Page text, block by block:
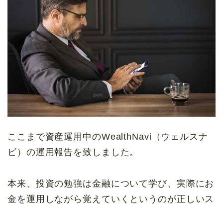
ここまで資産運用中のWealthNavi（ウェルスナ
ビ）の運用報告を致しました。
本来、投資の勉強は金融について学び、実際にお
金を運用しながら覚えていくというのが正しいス